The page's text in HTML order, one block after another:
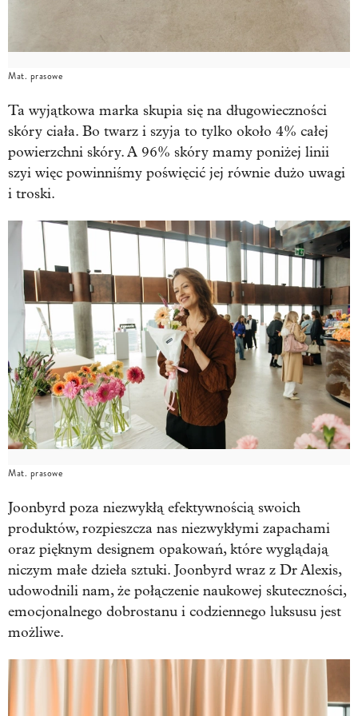
Mat. prasowe
Ta wyjątkowa marka skupia się na długowieczności
skóry ciała. Bo twarz i szyja to tylko około 4% całej
powierzchni skóry. A 96% skóry mamy poniżej linii
szyi więc powinniśmy poświęcić jej równie dużo uwagi
i troski.
Mat. prasowe
Joonbyrd poza niezwykłą efektywnością swoich
produktów, rozpieszcza nas niezwykłymi zapachami
oraz pięknym designem opakowań, które wyglądają
niczym małe dzieła sztuki. Joonbyrd wraz z Dr Alexis,
udowodnili nam, że połączenie naukowej skuteczności,
emocjonalnego dobrostanu i codziennego luksusu jest
możliwe.